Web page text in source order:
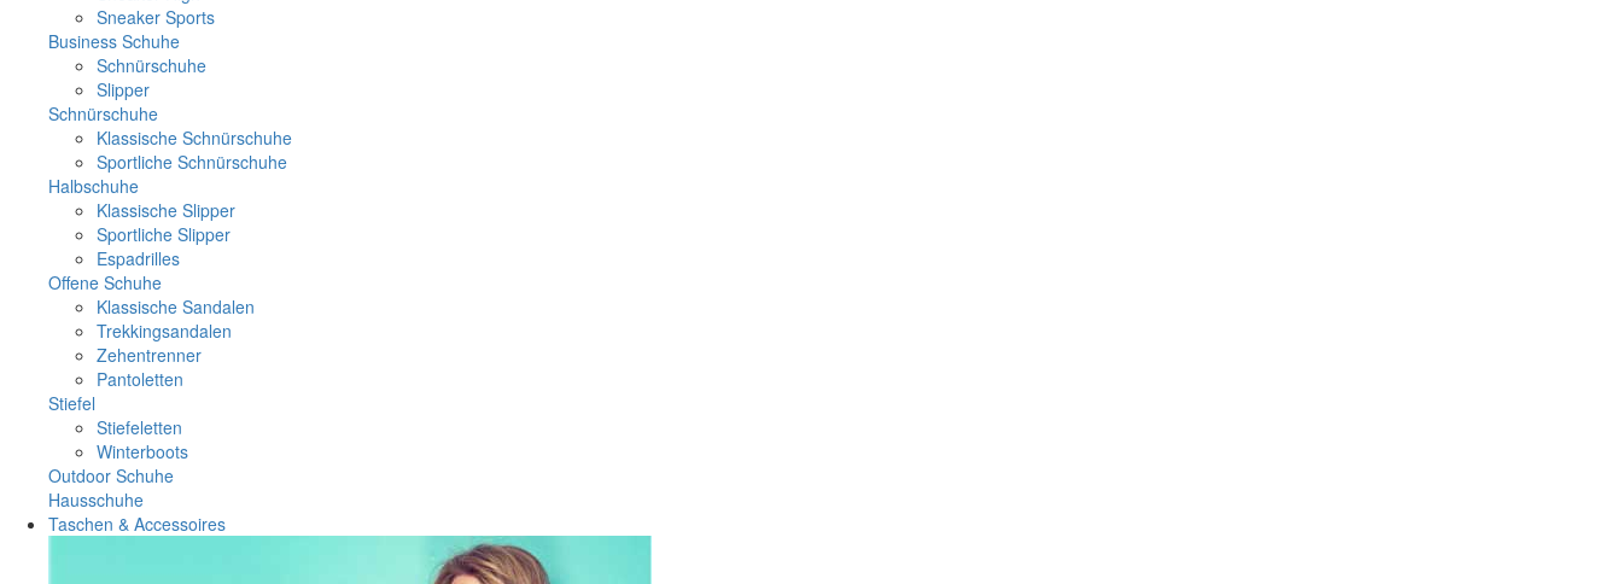
Sneaker Sports
Business Schuhe
Schnürschuhe
Slipper
Schnürschuhe
Klassische Schnürschuhe
Sportliche Schnürschuhe
Halbschuhe
Klassische Slipper
Sportliche Slipper
Espadrilles
Offene Schuhe
Klassische Sandalen
Trekkingsandalen
Zehentrenner
Pantoletten
Stiefel
Stiefeletten
Winterboots
Outdoor Schuhe
Hausschuhe
Taschen & Accessoires